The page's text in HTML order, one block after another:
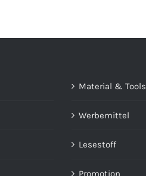
Material & Tools
Werbemittel
Lesestoff
Promotion